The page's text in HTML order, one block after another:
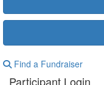
Find a Fundraiser
Participant Login